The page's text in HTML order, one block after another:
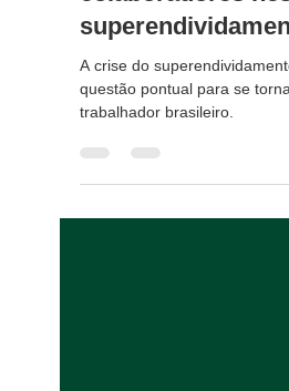
Como cuidar dos
colaboradores
questão pontual para se
trabalhador brasileiro.